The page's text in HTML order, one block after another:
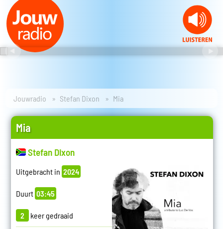
Jouwradio Stefan Dixon Mia
Mia
Stefan Dixon
Uitgebracht in 2024
Duurt 03:45
2 keer gedraaid